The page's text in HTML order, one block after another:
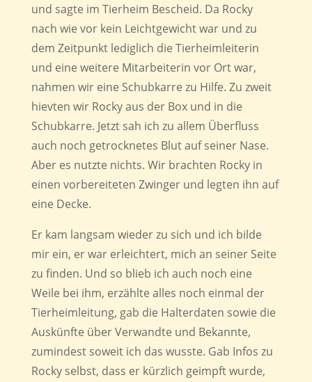
und sagte im Tierheim Bescheid. Da Rocky
nach wie vor kein Leichtgewicht war und zu
dem Zeitpunkt lediglich die Tierheimleiterin
und eine weitere Mitarbeiterin vor Ort war,
nahmen wir eine Schubkarre zu Hilfe. Zu zweit
hievten wir Rocky aus der Box und in die
Schubkarre. Jetzt sah ich zu allem Überfluss
auch noch getrocknetes Blut auf seiner Nase.
Aber es nutzte nichts. Wir brachten Rocky in
einen vorbereiteten Zwinger und legten ihn auf
eine Decke.
Er kam langsam wieder zu sich und ich bilde
mir ein, er war erleichtert, mich an seiner Seite
zu finden. Und so blieb ich auch noch eine
Weile bei ihm, erzählte alles noch einmal der
Tierheimleitung, gab die Halterdaten sowie die
Auskünfte über Verwandte und Bekannte,
zumindest soweit ich das wusste. Gab Infos zu
Rocky selbst, dass er kürzlich geimpft wurde,